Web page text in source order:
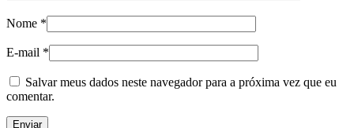
Nome *
E-mail *
Salvar meus dados neste navegador para a próxima vez que eu
comentar.